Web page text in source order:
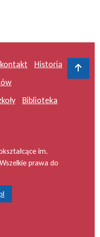
Historia
Biblioteka
im.
prawa do
Do